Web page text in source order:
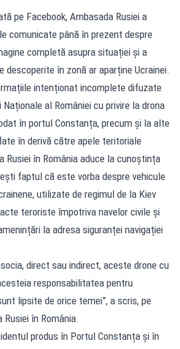
pe Facebook, Ambasada Rusiei a
comunicate până în prezent despre
completă asupra situației și a
descoperite în zonă ar aparține Ucrainei.
intenționat incomplete difuzate
al României cu privire la drona
în portul Constanța, precum și la alte
în derivă către apele teritoriale
Rusiei în România aduce la cunoștința
faptul că este vorba despre vehicule
utilizate de regimul de la Kiev
teroriste împotriva navelor civile și
la adresa siguranței navigației
direct sau indirect, aceste drone cu
responsabilitatea pentru
lipsite de orice temei”, a scris, pe
Rusiei în România.
produs în Portul Constanța și în